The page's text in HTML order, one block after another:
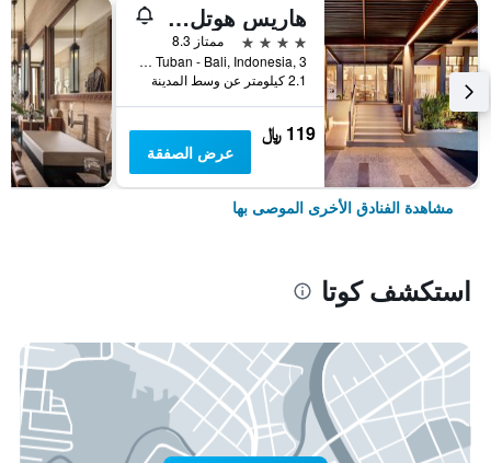
هاريس هوتل كوتا توبان بالي
4 نجوم
ممتاز 8.3
Jl.Dewi Sartika Tuban - Bali, Indonesia, 3, كوتا, إندونيسيا
2.1 كيلومتر عن وسط المدينة
119 ﷼
عرض الصفقة
مشاهدة الفنادق الأخرى الموصى بها
استكشف كوتا